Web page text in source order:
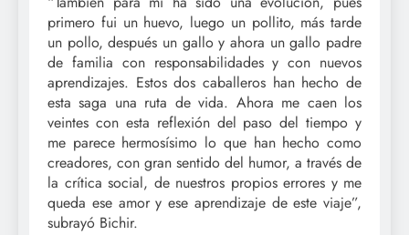
primero fui un huevo, luego un pollito, más tarde
un pollo, después un gallo y ahora un gallo padre
de familia con responsabilidades y con nuevos
aprendizajes. Estos dos caballeros han hecho de
esta saga una ruta de vida. Ahora me caen los
veintes con esta reflexión del paso del tiempo y
me parece hermosísimo lo que han hecho como
creadores, con gran sentido del humor, a través de
la crítica social, de nuestros propios errores y me
queda ese amor y ese aprendizaje de este viaje”,
subrayó Bichir.